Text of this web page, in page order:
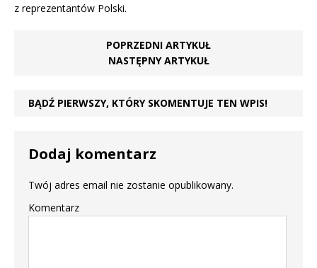
z reprezentantów Polski.
POPRZEDNI ARTYKUŁ
NASTĘPNY ARTYKUŁ
BĄDŹ PIERWSZY, KTÓRY SKOMENTUJE TEN WPIS!
Dodaj komentarz
Twój adres email nie zostanie opublikowany.
Komentarz